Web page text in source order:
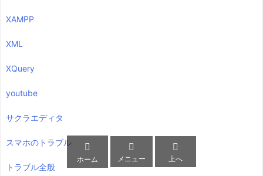
XAMPP
XML
XQuery
youtube
サクラエディタ
スマホのトラブル
トラブル全般

ホーム

メニュー

上へ